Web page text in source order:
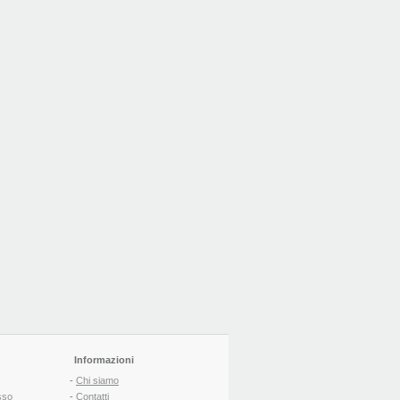
Informazioni
- Chi siamo
- Contatti